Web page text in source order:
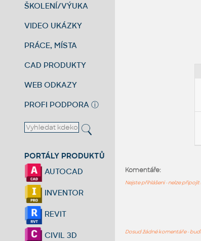
ŠKOLENÍ/VÝUKA
VIDEO UKÁZKY
PRÁCE, MÍSTA
CAD PRODUKTY
WEB ODKAZY
PROFI PODPORA ⓘ
PORTÁLY PRODUKTŮ
AUTOCAD
INVENTOR
REVIT
CIVIL 3D
Komentáře:
Nejste přihlášeni - nelze
Dosud žádné komentáře -